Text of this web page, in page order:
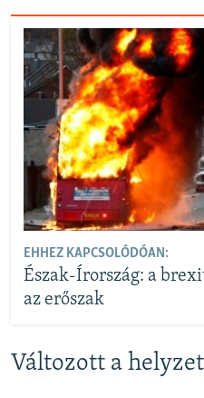
EHHEZ KAPCSOLÓDÓAN:
Észak-Írország: a
az erőszak
Változott a